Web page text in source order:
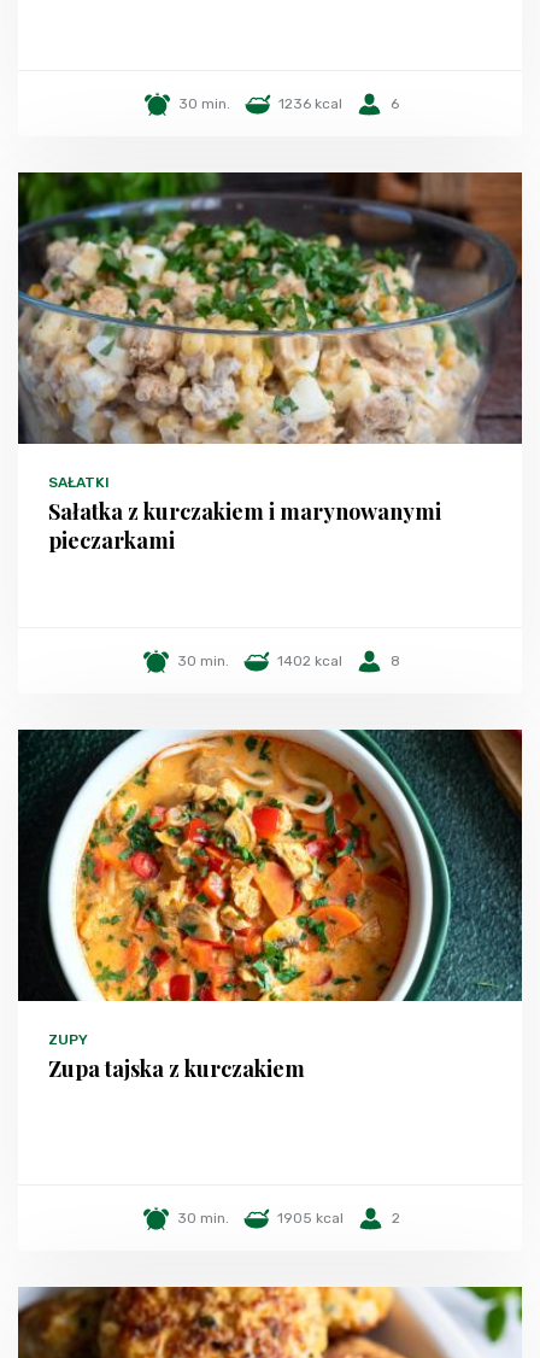
30 min. 1236 kcal 6
SAŁATKI
Sałatka z kurczakiem i marynowanymi
pieczarkami
30 min. 1402 kcal 8
ZUPY
Zupa tajska z kurczakiem
30 min. 1905 kcal 2